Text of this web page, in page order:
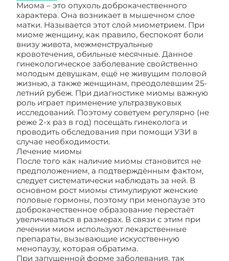
Миома – это опухоль доброкачественного
характера. Она возникает в мышечном слое
матки. Называется этот слой миометрием. При
миоме женщину, как правило, беспокоят боли
внизу живота, межменструальные
кровотечения, обильные месячные. Данное
гинекологическое заболевание свойственно
молодым девушкам, ещё не живущим половой
жизнью, а также женщинам, преодолевшим 25-
летний рубеж. При диагностике миомы важную
роль играет применение ультразвуковых
исследований. Поэтому советуем регулярно (не
реже 2-х раз в год) посещать гинеколога и
проводить обследования при помощи УЗИ в
случае необходимости.
Лечение миомы
После того как наличие миомы становится не
предположением, а подтверждённым фактом,
следует систематически наблюдать за ней. В
основном рост миомы стимулируют женские
половые гормоны, поэтому при менопаузе это
доброкачественное образование перестаёт
увеличиваться в размерах. В связи с этим при
лечении миом используют лекарственные
препараты, вызывающие искусственную
менопаузу, которая обратима.
При запущенной форме заболевания, так